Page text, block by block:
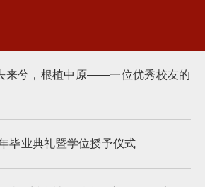
来兮，根植中原——一位优秀校友的
毕业典礼暨学位授予仪式